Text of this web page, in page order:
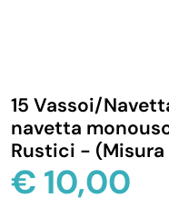
CASA E
FERRAMENTA E
15 Vassoi/
navetta
Rustici -
€ 10,00